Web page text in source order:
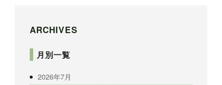
ARCHIVES
月別一覧
2026年7月